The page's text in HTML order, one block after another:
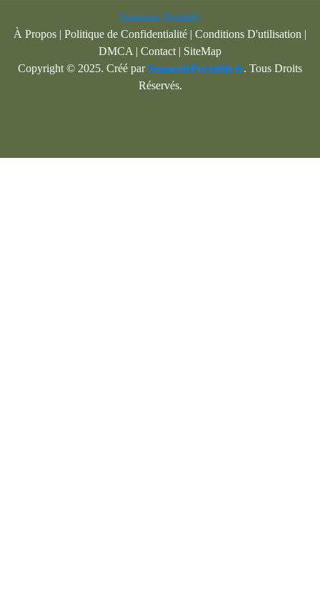
Sonnerie Portable
À Propos | Politique de Confidentialité | Conditions D'utilisation |
DMCA | Contact | SiteMap
Copyright © 2025. Créé parSonneriePortable.fr. Tous Droits
Réservés.